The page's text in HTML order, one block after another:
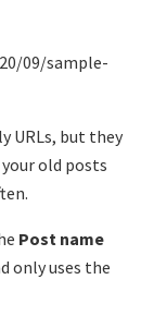
09/sample-
URLs, but they
old posts
Post name
only uses the